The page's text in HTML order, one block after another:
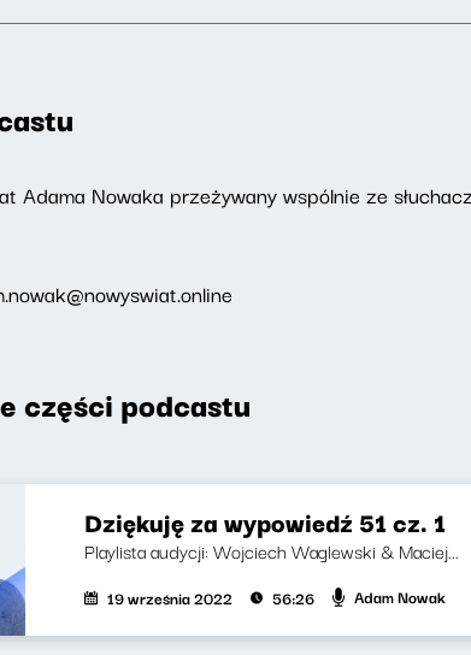
Adama Nowaka przeżywany wspólnie ze
części podcastu
Dziękuję za wypowiedź 51 cz. 1
Playlista audycji: Wojciech Waglewski & Maciej...
19 września 2022 56:26 Adam Nowak